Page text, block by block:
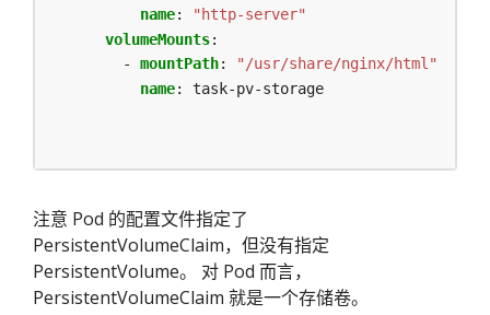
name:
"http-server"
volumeMounts:
- mountPath:
"/usr/share/nginx/html"
name: task-pv-storage
注意 Pod 的配置文件指定了
PersistentVolumeClaim，但没有指定
PersistentVolume。 对 Pod 而言，
PersistentVolumeClaim 就是一个存储卷。